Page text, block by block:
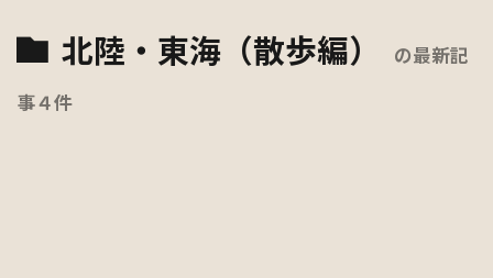
北陸・東海（散歩編） の最新記
事４件